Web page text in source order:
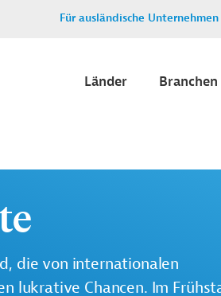
Für ausländische Unternehmen
Länder Branchen
die von internationalen
lukrative Chancen. Im